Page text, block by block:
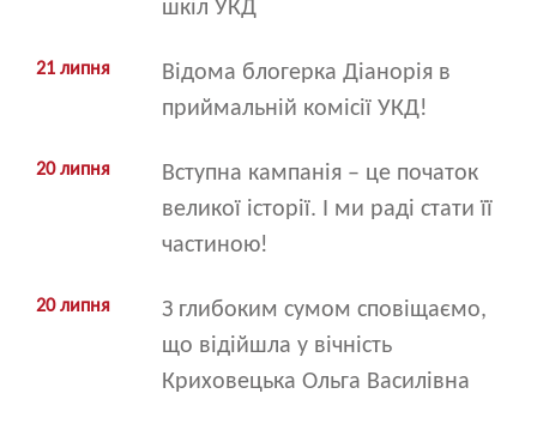
шкіл УКД
21 липня
Відома блогерка Діанорія в
приймальній комісії УКД!
20 липня
Вступна кампанія – це початок
великої історії. І ми раді стати її
частиною!
20 липня
З глибоким сумом сповіщаємо,
що відійшла у вічність
Криховецька Ольга Василівна